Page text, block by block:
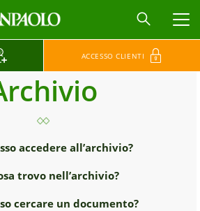
ACCESSO CLIENTI
accedere all’archivio?
trovo nell’archivio?
cercare un documento?